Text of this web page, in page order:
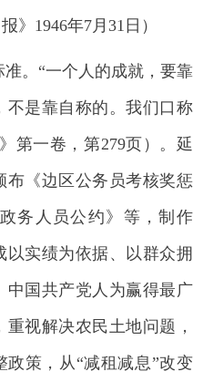
》1946年7月31日）
。“一个人的成就，要靠
不是靠自称的。我们口称
第一卷，第279页）。延
布《边区公务员考核奖惩
务人员公约》等，制作
以实绩为依据、以群众拥
中国共产党人为赢得最广
视解决农民土地问题，
策，从“减租减息”改变